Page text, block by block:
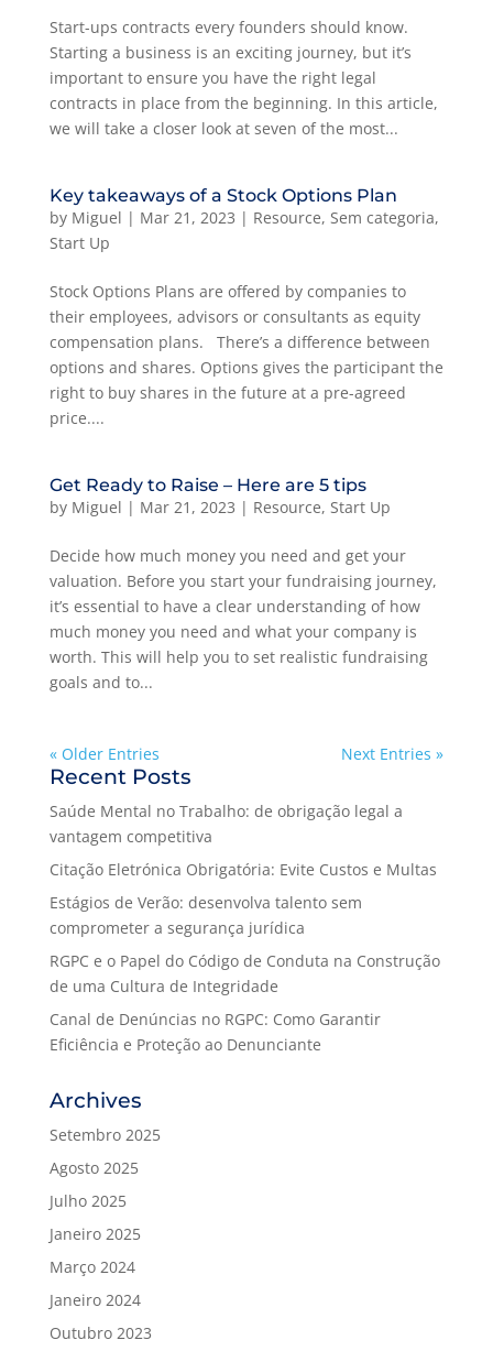
Start-ups contracts every founders should know.
Starting a business is an exciting journey, but it’s
important to ensure you have the right legal
contracts in place from the beginning. In this article,
we will take a closer look at seven of the most...
Key takeaways of a Stock Options Plan
by Miguel | Mar 21, 2023 | Resource, Sem categoria,
Start Up
Stock Options Plans are offered by companies to
their employees, advisors or consultants as equity
compensation plans. There’s a difference between
options and shares. Options gives the participant the
right to buy shares in the future at a pre-agreed
price....
Get Ready to Raise – Here are 5 tips
by Miguel | Mar 21, 2023 | Resource, Start Up
Decide how much money you need and get your
valuation. Before you start your fundraising journey,
it’s essential to have a clear understanding of how
much money you need and what your company is
worth. This will help you to set realistic fundraising
goals and to...
« Older Entries Next Entries »
Recent Posts
Saúde Mental no Trabalho: de obrigação legal a
vantagem competitiva
Citação Eletrónica Obrigatória: Evite Custos e Multas
Estágios de Verão: desenvolva talento sem
comprometer a segurança jurídica
RGPC e o Papel do Código de Conduta na Construção
de uma Cultura de Integridade
Canal de Denúncias no RGPC: Como Garantir
Eficiência e Proteção ao Denunciante
Archives
Setembro 2025
Agosto 2025
Julho 2025
Janeiro 2025
Março 2024
Janeiro 2024
Outubro 2023